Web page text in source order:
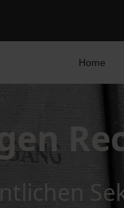
Home